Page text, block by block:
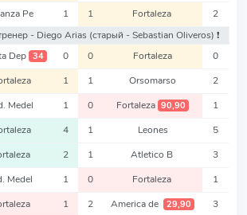
Pe 1 1 Fortaleza
2
- Diego Arias (старый - Sebastian Oliveros) ❗️
Dep 34 0 0 Fortaleza 0
1 1 Orsomarso 2
Medel 1 0 Fortaleza 90,90 1
4 1 Leones 5
2 1 Atletico B 3
Medel 1 0 Fortaleza 1
1 2 America de 29,90 3